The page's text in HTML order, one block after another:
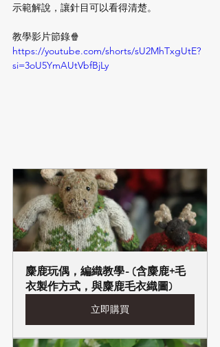
示範解說，讓針目可以看得清楚。
教學影片節錄🍿️
https://youtube.com/shorts/sU2MhTxgUtE?
si=3oU5YmAUtVbfBjLy
麋鹿玩偶，編織教學- (含麋鹿+毛
衣製作方式，與麋鹿毛衣織圖)
立即購買